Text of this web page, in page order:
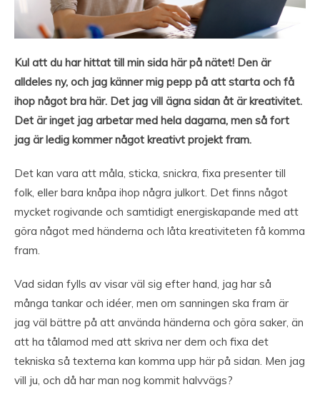
Kul att du har hittat till min sida här på nätet! Den är
alldeles ny, och jag känner mig pepp på att starta och få
ihop något bra här. Det jag vill ägna sidan åt är kreativitet.
Det är inget jag arbetar med hela dagarna, men så fort
jag är ledig kommer något kreativt projekt fram.
Det kan vara att måla, sticka, snickra, fixa presenter till
folk, eller bara knåpa ihop några julkort. Det finns något
mycket rogivande och samtidigt energiskapande med att
göra något med händerna och låta kreativiteten få komma
fram.
Vad sidan fylls av visar väl sig efter hand, jag har så
många tankar och idéer, men om sanningen ska fram är
jag väl bättre på att använda händerna och göra saker, än
att ha tålamod med att skriva ner dem och fixa det
tekniska så texterna kan komma upp här på sidan. Men jag
vill ju, och då har man nog kommit halvvägs?